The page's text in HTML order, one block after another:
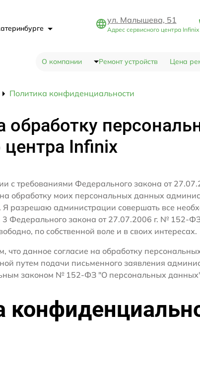
ул. Малышева, 51
Адрес сервисного центра Infinix
О компании Ремонт устройств Цена
Политика конфиденциальности
обработку
центра Infinix
с требованиями Федерального закона от
обработку моих персональных данных
Я разрешаю администрации совершать все
3 Федерального закона от 27.07.2006 г. №
по собственной воле и в своих интересах.
что данное согласие на обработку
путем подачи письменного заявления
законом № 152-ФЗ "О персональных